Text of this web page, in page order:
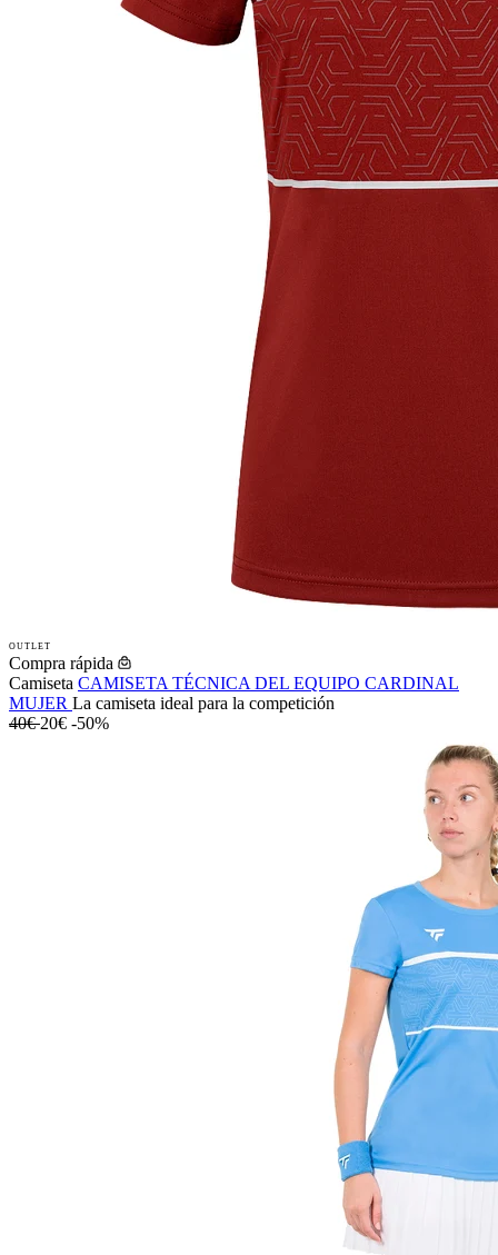
OUTLET
Compra rápida
Camiseta CAMISETA TÉCNICA DEL EQUIPO CARDINAL
MUJER La camiseta ideal para la competición
40€20€ -50%